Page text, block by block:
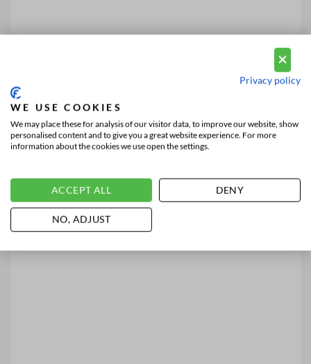
Privacy policy
WE USE COOKIES
We may place these for analysis of our visitor data, to improve our website, show
personalised content and to give you a great website experience. For more
information about the cookies we use open the settings.
ACCEPT ALL DENY
NO, ADJUST